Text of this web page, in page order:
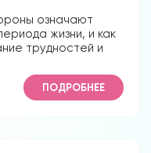
означают
жизни, и как
трудностей и
ПОДРОБНЕЕ